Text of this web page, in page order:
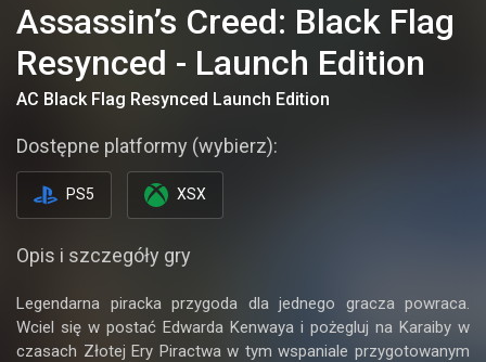
Assassin’s Creed: Black Flag
Resynced - Launch Edition
AC Black Flag Resynced Launch Edition
Dostępne platformy (wybierz):
PS5 XSX
Opis i szczegóły gry
Legendarna piracka przygoda dla jednego gracza powraca.
Wciel się w postać Edwarda Kenwaya i pożegluj na Karaiby w
czasach Złotej Ery Piractwa w tym wspaniale przygotowanym